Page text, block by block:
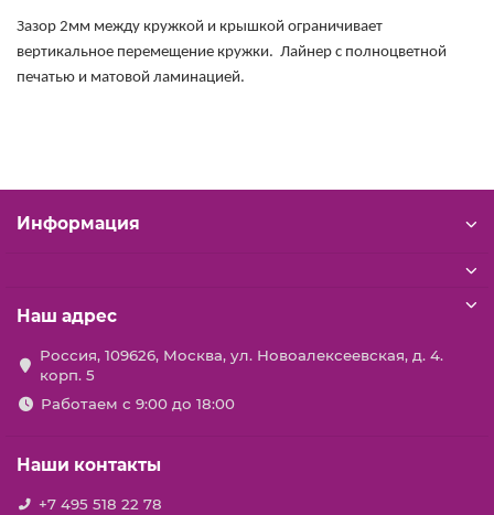
Зазор 2мм между кружкой и крышкой ограничивает
вертикальное перемещение кружки. Лайнер с полноцветной
печатью и матовой ламинацией.
Информация
Наш адрес
Россия, 109626, Москва, ул. Новоалексеевская, д. 4.
корп. 5
Работаем с 9:00 до 18:00
Наши контакты
+7 495 518 22 78